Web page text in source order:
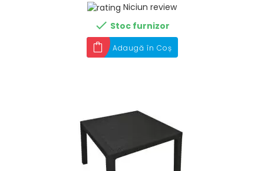
Niciun review
 Stoc furnizor
Adaugă în Coș